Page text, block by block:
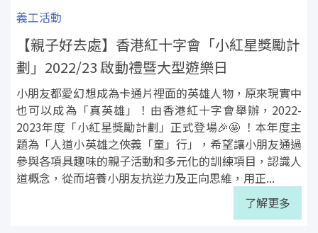
義工活動
【親子好去處】香港紅十字會「小紅星獎勵計
劃」2022/23 啟動禮暨大型遊樂日
小朋友都愛幻想成為卡通片裡面的英雄人物，原來現實中
也可以成為「真英雄」！由香港紅十字會舉辦，2022-
2023年度「小紅星獎勵計劃」正式登場🎉🤩 ！本年度主
題為「人道小英雄之俠義「童」行」，希望讓小朋友通過
參與各項具趣味的親子活動和多元化的訓練項目，認識人
道概念，從而培養小朋友抗逆力及正向思維，用正...
了解更多